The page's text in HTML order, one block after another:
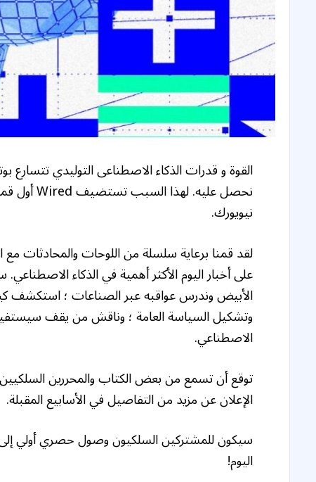
القوة وقدرات الذكاء الاصطناعى التوليدي تتسارع
نيويورك.
لقد قمنا برعاية سلسلة من اللوحات والمحادثات مع
على أخبار اليوم الأكثر أهمية في الذكاء
الأبيض وندرس عواقبه عبر الصناعات ؛ استكشف
وتشكيل السياسة العامة ؛ وناقش من يقف
الاصطناعي.
توقع أن تسمع من بعض الكتاب والمحررين السلكيين
الإعلان عن مزيد من التفاصيل في الأسابيع المقبلة.
سيكون للمشتركين السلكيون وصول حصري
اليوم!